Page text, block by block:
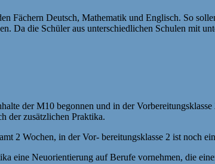
Fächern Deutsch, Mathematik und Englisch. So
Da die Schüler aus unterschiedlichen Schulen mit
der M10 begonnen und in der
der zusätzlichen Praktika.
2 Wochen, in der Vor- bereitungsklasse 2 ist noch
eine Neuorientierung auf Berufe vornehmen, die